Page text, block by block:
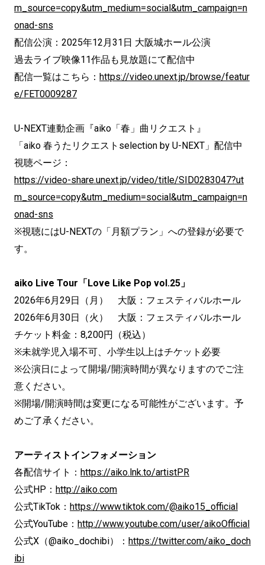
m_source=copy&utm_medium=social&utm_campaign=n
onad-sns
配信公演：2025年12月31日 大阪城ホール公演
過去ライブ映像11作品も見放題にて配信中
配信一覧はこちら： https://video.unext.jp/browse/featur
e/FET0009287
U-NEXT連動企画『aiko「春」曲リクエスト』
「aiko 春うたリクエストselection by U-NEXT」配信中
視聴ページ：
https://video-share.unext.jp/video/title/SID0283047?ut
m_source=copy&utm_medium=social&utm_campaign=n
onad-sns
※視聴にはU-NEXTの「月額プラン」への登録が必要で
す。
aiko Live Tour「Love Like Pop vol.25」
2026年6月29日（月） 大阪：フェスティバルホール
2026年6月30日（火） 大阪：フェスティバルホール
チケット料金：8,200円（税込）
※未就学児入場不可、小学生以上はチケット必要
※公演日によって開場/開演時間が異なりますのでご注
意ください。
※開場/開演時間は変更になる可能性がございます。予
めご了承ください。
アーティストインフォメーション
各配信サイト： https://aiko.lnk.to/artistPR
公式HP： http://aiko.com
公式TikTok： https://www.tiktok.com/@aiko15_official
公式YouTube： http://www.youtube.com/user/aikoOfficial
公式X（@aiko_dochibi）： https://twitter.com/aiko_doch
ibi